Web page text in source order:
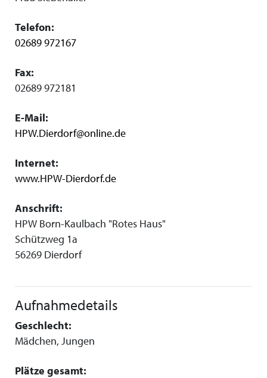
Telefon:
02689 972167
Fax:
02689 972181
E-Mail:
HPW.Dierdorf@online.de
Internet:
www.HPW-Dierdorf.de
Anschrift:
HPW Born-Kaulbach "Rotes Haus"
Schützweg 1a
56269 Dierdorf
Aufnahmedetails
Geschlecht:
Mädchen, Jungen
Plätze gesamt: